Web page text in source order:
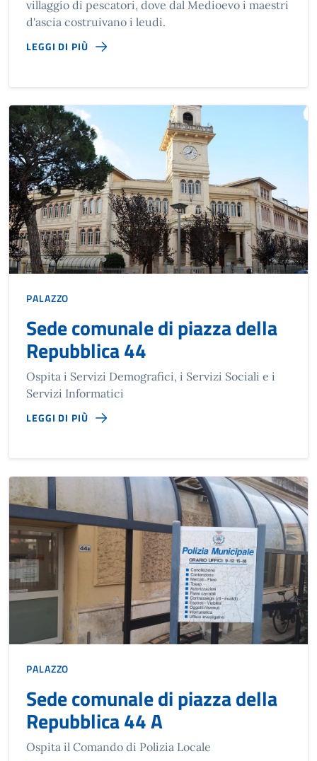
villaggio di pescatori, dove dal Medioevo i maestri
d'ascia costruivano i leudi.
LEGGI DI PIÙ
PALAZZO
Sede comunale di piazza della
Repubblica 44
Ospita i Servizi Demografici, i Servizi Sociali e i
Servizi Informatici
LEGGI DI PIÙ
PALAZZO
Sede comunale di piazza della
Repubblica 44 A
Ospita il Comando di Polizia Locale